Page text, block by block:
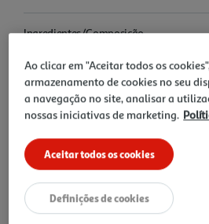
Ingredientes/Composição
pectinas.Preparado com 50g de frutos
acabado.
Valores Nutricionais por: 100 Gramas
Energia
946.00
Ao clicar em "Aceitar todos os
armazenamento de cookies no seu
a navegação no site, analisar a
nossas iniciativas de marketing.
Aceitar todos os cookies
Definições de cookies